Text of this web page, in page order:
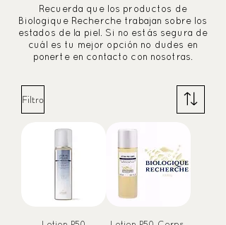
Recuerda que los productos de
Biologique Recherche trabajan sobre los
estados de la piel. Si no estás segura de
cuál es tu mejor opción no dudes en
ponerte en contacto con nosotras.
Filtro